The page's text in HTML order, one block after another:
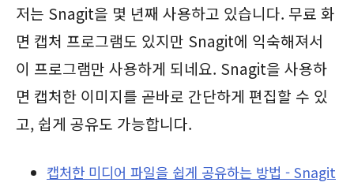
저는 Snagit을 몇 년째 사용하고 있습니다. 무료 화
면 캡처 프로그램도 있지만 Snagit에 익숙해져서
이 프로그램만 사용하게 되네요. Snagit을 사용하
면 캡처한 이미지를 곧바로 간단하게 편집할 수 있
고, 쉽게 공유도 가능합니다.
캡처한 미디어 파일을 쉽게 공유하는 방법 - Snagit